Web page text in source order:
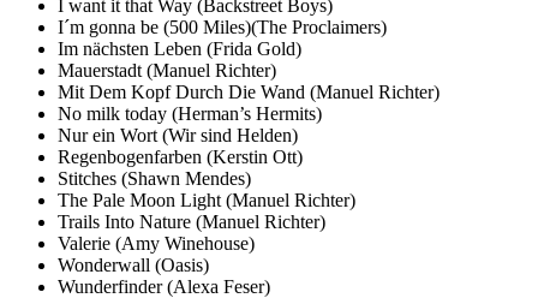
I want it that Way (Backstreet Boys)
I´m gonna be (500 Miles)(The Proclaimers)
Im nächsten Leben (Frida Gold)
Mauerstadt (Manuel Richter)
Mit Dem Kopf Durch Die Wand (Manuel Richter)
No milk today (Herman’s Hermits)
Nur ein Wort (Wir sind Helden)
Regenbogenfarben (Kerstin Ott)
Stitches (Shawn Mendes)
The Pale Moon Light (Manuel Richter)
Trails Into Nature (Manuel Richter)
Valerie (Amy Winehouse)
Wonderwall (Oasis)
Wunderfinder (Alexa Feser)